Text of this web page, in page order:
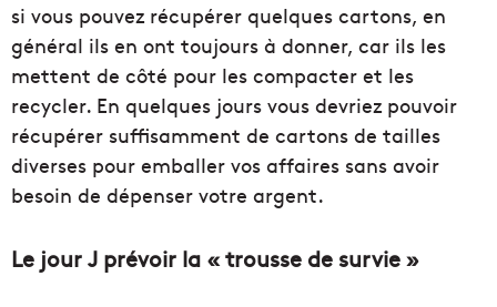
si vous pouvez récupérer quelques cartons, en
général ils en ont toujours à donner, car ils les
mettent de côté pour les compacter et les
recycler. En quelques jours vous devriez pouvoir
récupérer suffisamment de cartons de tailles
diverses pour emballer vos affaires sans avoir
besoin de dépenser votre argent.
Le jour J prévoir la « trousse de survie »